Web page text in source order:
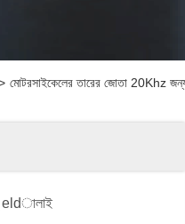
মোটরসাইকেলের তারের জোতা 20Khz জন্য
eldালাই